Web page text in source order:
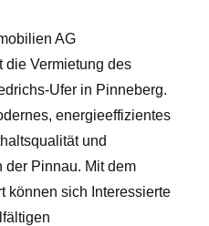
AG
die Vermietung des
Ufer in Pinneberg.
energieeffizientes
und
der Pinnau. Mit dem
können sich Interessierte